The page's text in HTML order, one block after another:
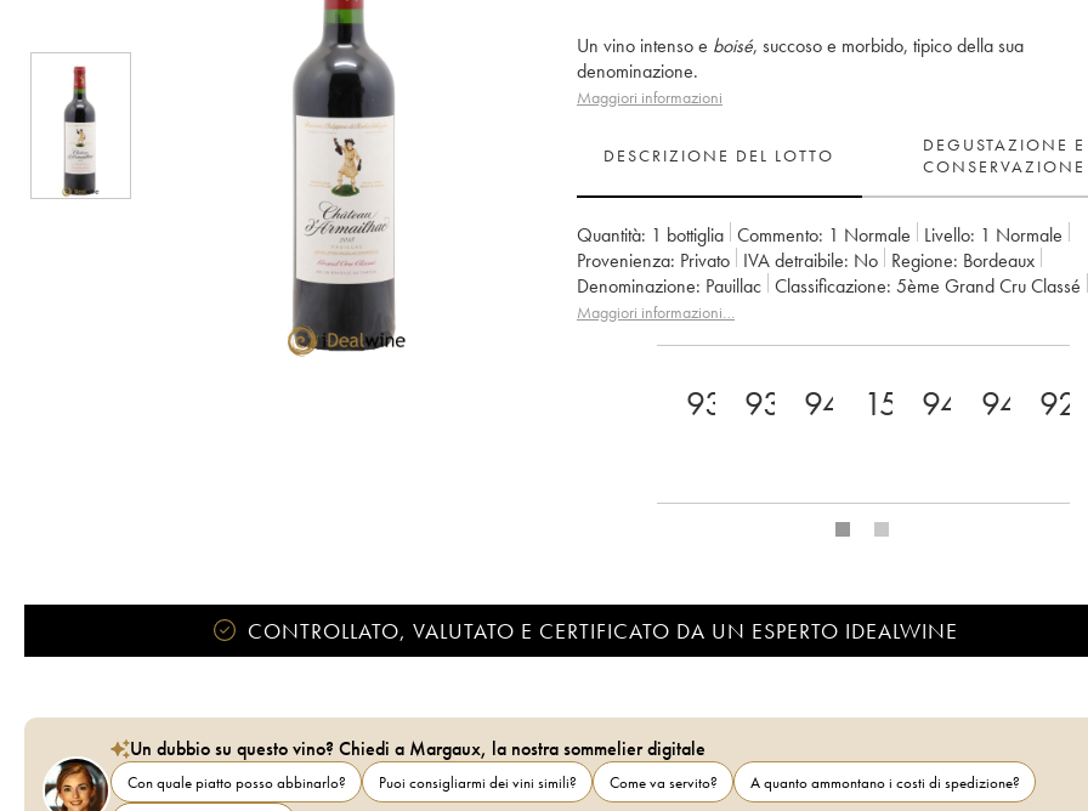
Un vino intenso e boisé, succoso e morbido, tipico della sua
denominazione.
Maggiori informazioni
DESCRIZIONE DEL LOTTO
DEGUSTAZIONE E
CONSERVAZIONE
Quantità: 1 bottiglia Commento: 1 Normale Livello: 1 Normale
Provenienza:
privato IVA detraibile: no Regione:
Bordeaux
Denominazione: Pauillac Classificazione:
5ème Grand Cru Classé
Proprietario: Famille Rothschild
Maggiori informazioni…
93+ 93 94 15.594 94 92
CONTROLLATO, VALUTATO E CERTIFICATO DA UN ESPERTO IDEALWINE
Un dubbio su questo vino? Chiedi a Margaux, la nostra sommelier digitale
Con quale piatto posso abbinarlo? Puoi consigliarmi dei vini simili? Come va servito?
A quanto ammontano i costi di spedizione?